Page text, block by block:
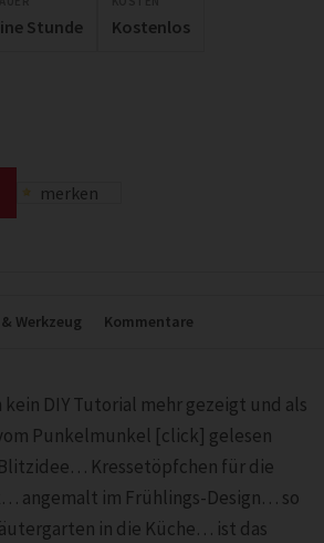
Stunde Kostenlos
merken
Werkzeug Kommentare
kein DIY Tutorial mehr gezeigt und als
Punkelmunkel [click] gelesen
Kressetöpfchen für die
angemalt im Frühlings-Design… so
in die Küche… ist das